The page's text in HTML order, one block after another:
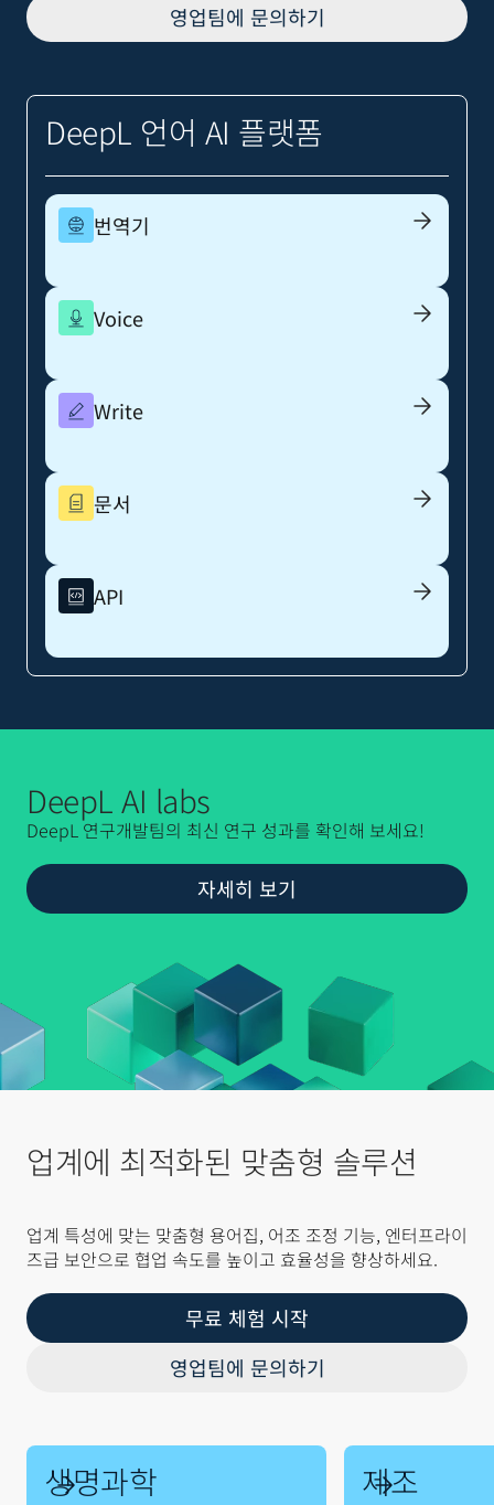
영업팀에 문의하기
DeepL 언어 AI 플랫폼
번역기
Voice
Write
문서
API
DeepL AI labs
DeepL 연구개발팀의 최신 연구 성과를 확인해 보세요!
자세히 보기
업계에 최적화된 맞춤형 솔루션
업계 특성에 맞는 맞춤형 용어집, 어조 조정 기능, 엔터프라이
즈급 보안으로 협업 속도를 높이고 효율성을 향상하세요.
무료 체험 시작
영업팀에 문의하기
생명과학 제조